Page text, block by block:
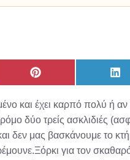
Share
on
on
και έχει καρπό πολύ ή
δύο τρείς ασκλιδιές
δεν μας βασκάνουμε το
για τον